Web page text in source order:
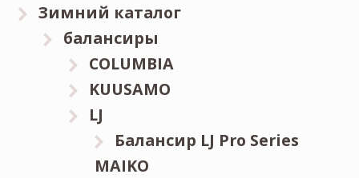
Зимний каталог
балансиры
COLUMBIA
KUUSAMO
LJ
Балансир LJ Pro Series
MAIKO